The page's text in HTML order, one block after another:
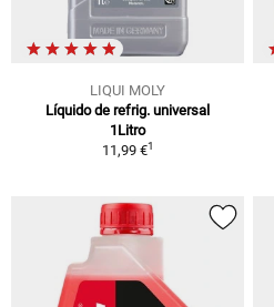
LIQUI MOLY
Líquido de refrig. universal
1Litro
11,99 €1